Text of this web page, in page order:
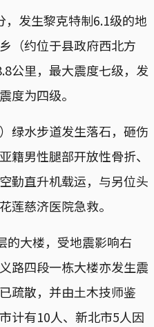
发生黎克特制6.1级的地
（约位于县政府西北方
公里，最大震度七级，发
度为四级。
绿水步道发生落石，砸伤
籍男性腿部开放性骨折、
勤直升机载运，与另位头
莲慈济医院急救。
的大楼，受地震影响右
路四段一栋大楼亦发生震
疏散，并由土木技师鉴
计有10人、新北市5人因